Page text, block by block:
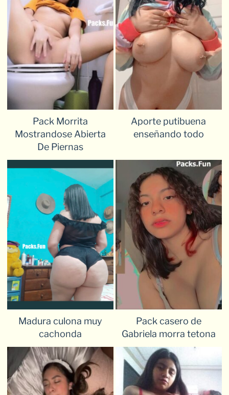
Pack Morrita
Mostrandose Abierta
De Piernas
Aporte putibuena
enseñando todo
Madura culona muy
cachonda
Pack casero de
Gabriela morra tetona